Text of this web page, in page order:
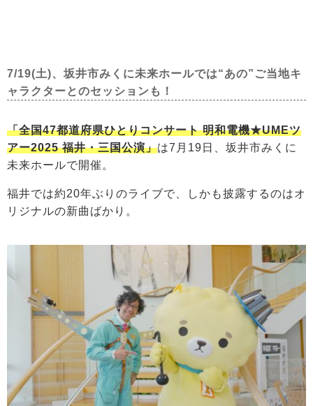
7/19(土)、坂井市みくに未来ホールでは“あの”ご当地キ
ャラクターとのセッションも！
「全国47都道府県ひとりコンサート 明和電機★UMEツ
アー2025 福井・三国公演」は7月19日、坂井市みくに
未来ホールで開催。
福井では約20年ぶりのライブで、しかも披露するのはオ
リジナルの新曲ばかり。